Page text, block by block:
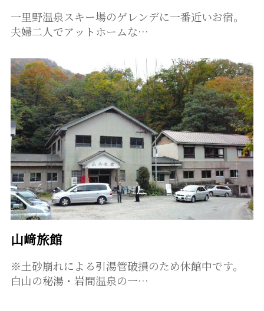
一里野温泉スキー場のゲレンデに一番近いお宿。
夫婦二人でアットホームな…
山﨑旅館
※土砂崩れによる引湯管破損のため休館中です。
白山の秘湯・岩間温泉の一…